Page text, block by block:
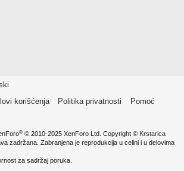
korišćenja Politika privatnosti
Pomoć
® © 2010-2025 XenForo Ltd. Copyright © Krstarica
zadržana. Zabranjena je reprodukcija u celini i u delovima
za sadržaj poruka.